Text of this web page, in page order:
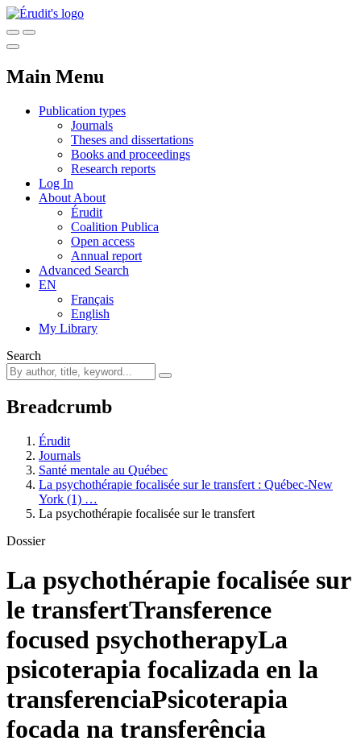
Main Menu
Publication types
Journals
Theses and dissertations
Books and proceedings
Research reports
Log In
About About
Érudit
Coalition Publica
Open access
Annual report
Advanced Search
EN
Français
English
My Library
Search
Breadcrumb
Érudit
Journals
Santé mentale au Québec
La psychothérapie focalisée sur le transfert : Québec-New
York (1) …
La psychothérapie focalisée sur le transfert
Dossier
La psychothérapie focalisée sur
le transfertTransference
focused psychotherapyLa
psicoterapia focalizada en la
transferenciaPsicoterapia
focada na transferência